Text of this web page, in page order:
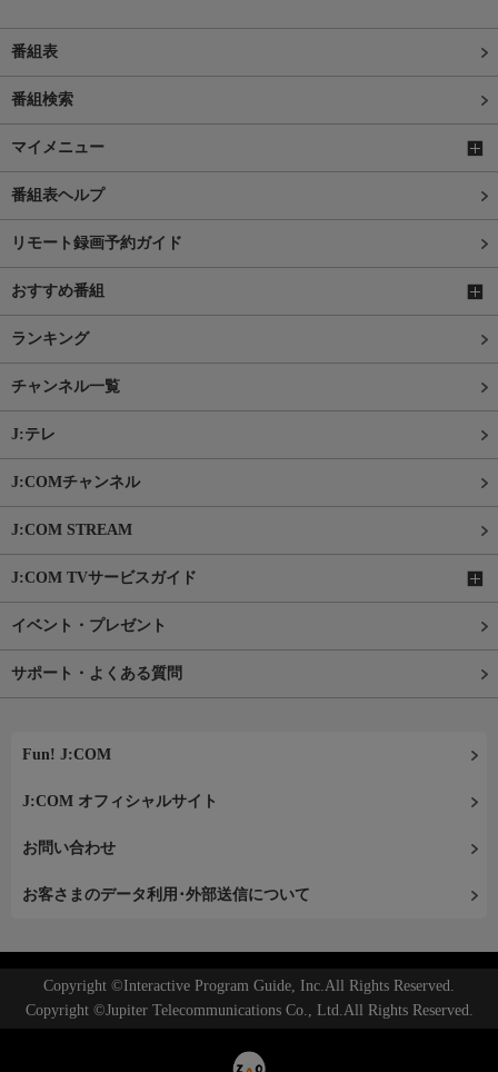
番組表
番組検索
マイメニュー
番組表ヘルプ
リモート録画予約ガイド
おすすめ番組
ランキング
チャンネル一覧
J:テレ
J:COMチャンネル
J:COM STREAM
J:COM TVサービスガイド
イベント・プレゼント
サポート・よくある質問
Fun! J:COM
J:COM オフィシャルサイト
お問い合わせ
お客さまのデータ利用･外部送信について
Copyright ©Interactive Program Guide, Inc.All Rights Reserved.
Copyright ©Jupiter Telecommunications Co., Ltd.All Rights Reserved.